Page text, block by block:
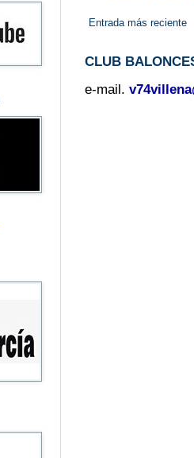
Entrada más reciente
CLUB
e-mail.